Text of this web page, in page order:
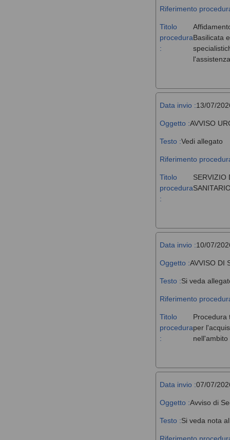
Riferimento
Titolo
procedura
:
Basilicata
Data invio :13/07/
Oggetto :AVVISO
Testo :Vedi allegato
Riferimento
Titolo
procedura
:
SERVIZIO
Data invio :10/07/
Oggetto :AVVISO DI
Testo :Si veda
Riferimento
Titolo
procedura
:
Procedura
per
Data invio :07/07/
Oggetto :Avviso di
Testo :Si veda nota